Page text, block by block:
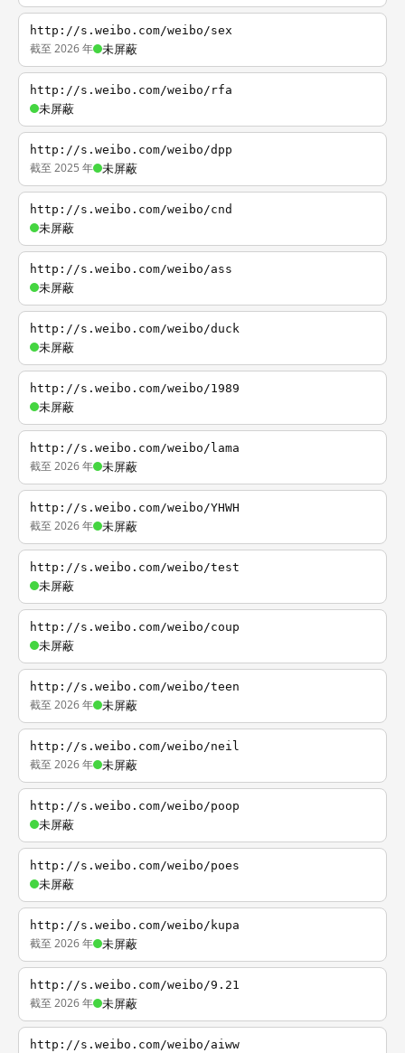
http://s.weibo.com/weibo/sex
截至 2026 年 未屏蔽
http://s.weibo.com/weibo/rfa
未屏蔽
http://s.weibo.com/weibo/dpp
截至 2025 年 未屏蔽
http://s.weibo.com/weibo/cnd
未屏蔽
http://s.weibo.com/weibo/ass
未屏蔽
http://s.weibo.com/weibo/duck
未屏蔽
http://s.weibo.com/weibo/1989
未屏蔽
http://s.weibo.com/weibo/lama
截至 2026 年 未屏蔽
http://s.weibo.com/weibo/YHWH
截至 2026 年 未屏蔽
http://s.weibo.com/weibo/test
未屏蔽
http://s.weibo.com/weibo/coup
未屏蔽
http://s.weibo.com/weibo/teen
截至 2026 年 未屏蔽
http://s.weibo.com/weibo/neil
截至 2026 年 未屏蔽
http://s.weibo.com/weibo/poop
未屏蔽
http://s.weibo.com/weibo/poes
未屏蔽
http://s.weibo.com/weibo/kupa
截至 2026 年 未屏蔽
http://s.weibo.com/weibo/9.21
截至 2026 年 未屏蔽
http://s.weibo.com/weibo/aiww